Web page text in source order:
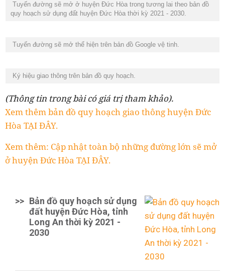
Tuyến đường sẽ mở ở huyện Đức Hòa trong tương lai theo bản đồ
quy hoạch sử dụng đất huyện Đức Hòa thời kỳ 2021 - 2030.
Tuyến đường sẽ mở thể hiện trên bản đồ Google vệ tinh.
Ký hiệu giao thông trên bản đồ quy hoạch.
(Thông tin trong bài có giá trị tham khảo).
Xem thêm bản đồ quy hoạch giao thông huyện Đức
Hòa TẠI ĐÂY.
Xem thêm: Cập nhật toàn bộ những đường lớn sẽ mở
ở huyện Đức Hòa TẠI ĐÂY.
>> Bản đồ quy hoạch sử dụng
đất huyện Đức Hòa, tỉnh
Long An thời kỳ 2021 -
2030